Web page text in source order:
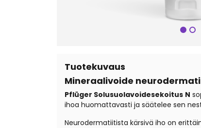
Tuotekuvaus
Mineraalivoide
Pflüger Solusuolavoidesekoitus N
ihoa huomattavasti ja säätelee sen
Neurodermatiitista kärsivä iho on